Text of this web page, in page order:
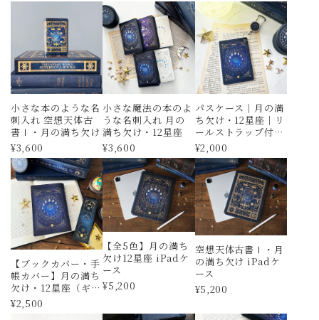
小さな本のような名
刺入れ 空想天体古
書Ⅰ・月の満ち欠け
¥3,600
小さな魔法の本のよ
うな名刺入れ 月の
満ち欠け・12星座
¥3,600
パスケース｜月の満
ち欠け・12星座｜リ
ールストラップ付き
｜定期入れ・IDカー
ドケース
¥2,000
【ブックカバー・手
帳カバー】月の満ち
欠け・12星座（ギャ
ラクシー） ブック
カバー・手帳カバー
¥2,500
【全5色】月の満ち
欠け12星座 iPadケ
ース
¥5,200
空想天体古書Ⅰ・月
の満ち欠け iPadケ
ース
¥5,200